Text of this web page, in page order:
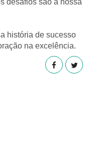
desafios são a nossa
história de sucesso
na excelência.